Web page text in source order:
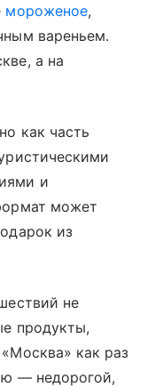
мороженое,
вареньем.
а на
как часть
и
может
из
не
продукты,
как раз
— недорогой,